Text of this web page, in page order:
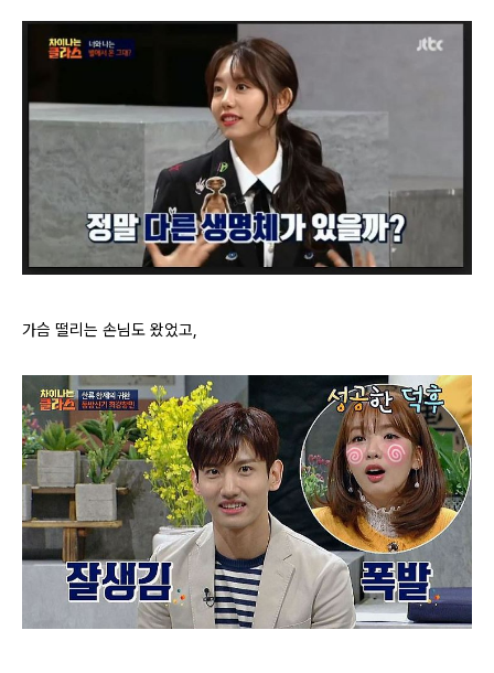
가슴 떨리는 손님도 왔었고,